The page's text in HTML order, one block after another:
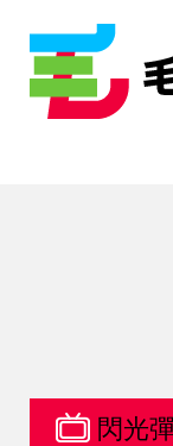
閃光